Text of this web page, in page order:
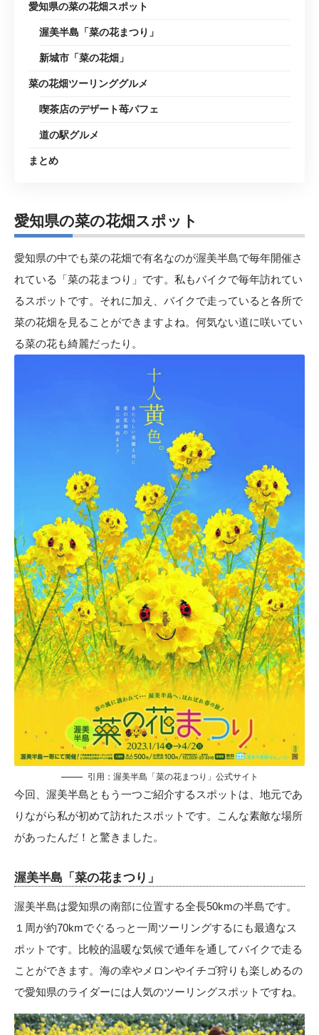
愛知県の菜の花畑スポット
渥美半島「菜の花まつり」
新城市「菜の花畑」
菜の花畑ツーリンググルメ
喫茶店のデザート苺パフェ
道の駅グルメ
まとめ
愛知県の菜の花畑スポット
愛知県の中でも菜の花畑で有名なのが渥美半島で毎年開催さ
れている「菜の花まつり 」です。私もバイクで毎年訪れてい
るスポットです。それに加え、バイクで走っていると各所で
菜の花畑を見ることができますよね。何気ない道に咲いてい
る菜の花も綺麗だったり。
引用： 渥美半島「菜の花まつり」公式サイト
今回、渥美半島ともう一つご紹介するスポットは、地元であ
りながら私が初めて訪れたスポットです。こんな素敵な場所
があったんだ！と驚きました。
渥美半島「菜の花まつり」
渥美半島は愛知県の南部に位置する全長50kmの半島です。
１周が約70kmでぐるっと一周ツーリングするにも最適なス
ポットです。比較的温暖な気候で通年を通してバイクで走る
ことができます。海の幸やメロンやイチゴ狩りも楽しめるの
で愛知県のライダーには人気のツーリングスポットですね。